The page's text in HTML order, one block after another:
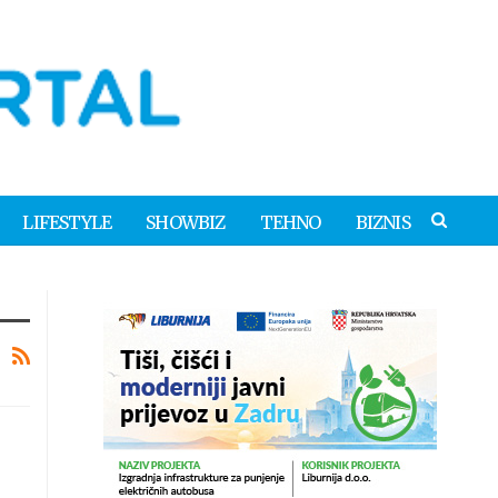
LIFESTYLE SHOWBIZ TEHNO BIZNIS